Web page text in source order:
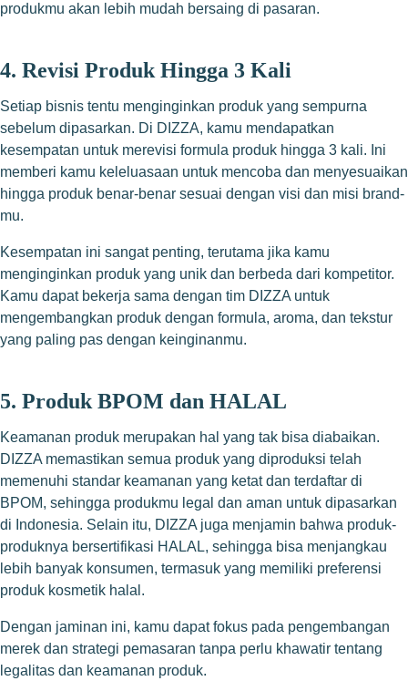
produkmu akan lebih mudah bersaing di pasaran.
4. Revisi Produk Hingga 3 Kali
Setiap bisnis tentu menginginkan produk yang sempurna
sebelum dipasarkan. Di DIZZA, kamu mendapatkan
kesempatan untuk merevisi formula produk hingga 3 kali. Ini
memberi kamu keleluasaan untuk mencoba dan menyesuaikan
hingga produk benar-benar sesuai dengan visi dan misi brand-
mu.
Kesempatan ini sangat penting, terutama jika kamu
menginginkan produk yang unik dan berbeda dari kompetitor.
Kamu dapat bekerja sama dengan tim DIZZA untuk
mengembangkan produk dengan formula, aroma, dan tekstur
yang paling pas dengan keinginanmu.
5. Produk BPOM dan HALAL
Keamanan produk merupakan hal yang tak bisa diabaikan.
DIZZA memastikan semua produk yang diproduksi telah
memenuhi standar keamanan yang ketat dan terdaftar di
BPOM, sehingga produkmu legal dan aman untuk dipasarkan
di Indonesia. Selain itu, DIZZA juga menjamin bahwa produk-
produknya bersertifikasi HALAL, sehingga bisa menjangkau
lebih banyak konsumen, termasuk yang memiliki preferensi
produk kosmetik halal.
Dengan jaminan ini, kamu dapat fokus pada pengembangan
merek dan strategi pemasaran tanpa perlu khawatir tentang
legalitas dan keamanan produk.